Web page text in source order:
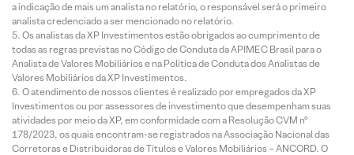
a indicação de mais um analista no relatório, o responsável será o primeiro
analista credenciado a ser mencionado no relatório.
Os analistas da XP Investimentos estão obrigados ao cumprimento de
todas as regras previstas no Código de Conduta da APIMEC Brasil para o
Analista de Valores Mobiliários e na Política de Conduta dos Analistas de
Valores Mobiliários da XP Investimentos.
O atendimento de nossos clientes é realizado por empregados da XP
Investimentos ou por assessores de investimento que desempenham suas
atividades por meio da XP, em conformidade com a Resolução CVM nº
178/2023, os quais encontram-se registrados na Associação Nacional das
Corretoras e Distribuidoras de Títulos e Valores Mobiliários – ANCORD. O